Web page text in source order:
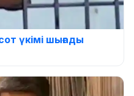
үкімі шығады